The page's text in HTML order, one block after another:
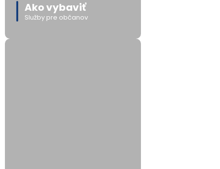
Ako vybaviť
Služby pre občanov